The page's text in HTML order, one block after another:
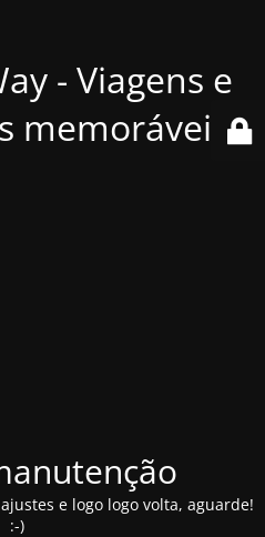
- Viagens e
memoráveis
e logo logo volta, aguarde!
:-)